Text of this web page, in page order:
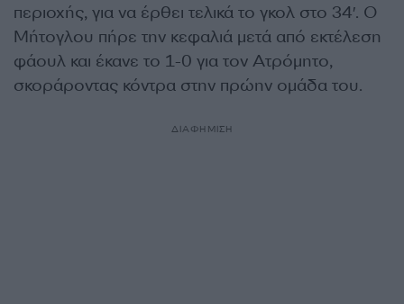
περιοχής, για να έρθει τελικά το γκολ στο 34′. Ο
Μήτογλου πήρε την κεφαλιά μετά από εκτέλεση
φάουλ και έκανε το 1-0 για τον Ατρόμητο,
σκοράροντας κόντρα στην πρώην ομάδα του.
ΔΙΑΦΗΜΙΣΗ